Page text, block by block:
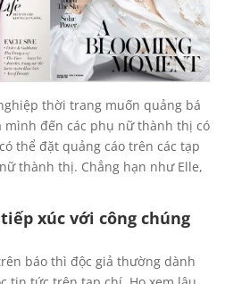
thời trang muốn quảng bá
mình đến các phụ nữ thành thị có
thể đặt quảng cáo trên các tạp
thành thị. Chẳng hạn như Elle,
xúc với công chúng
báo thì độc giả thường dành